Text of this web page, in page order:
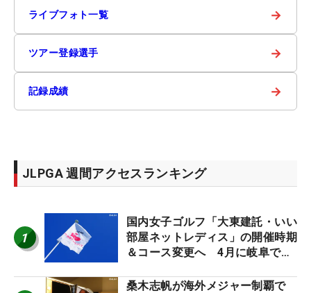
ライブフォト一覧 →
ツアー登録選手 →
記録成績 →
JLPGA 週間アクセスランキング
1
国内女子ゴルフ「大東建託・いい
部屋ネットレディス」の開催時期
＆コース変更へ 4月に岐阜で開
桑木志帆が海外メジャー制覇で